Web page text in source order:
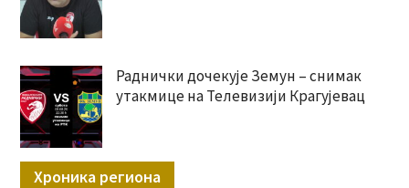
Раднички дочекује Земун – снимак
утакмице на Телевизији Крагујевац
Хроника региона